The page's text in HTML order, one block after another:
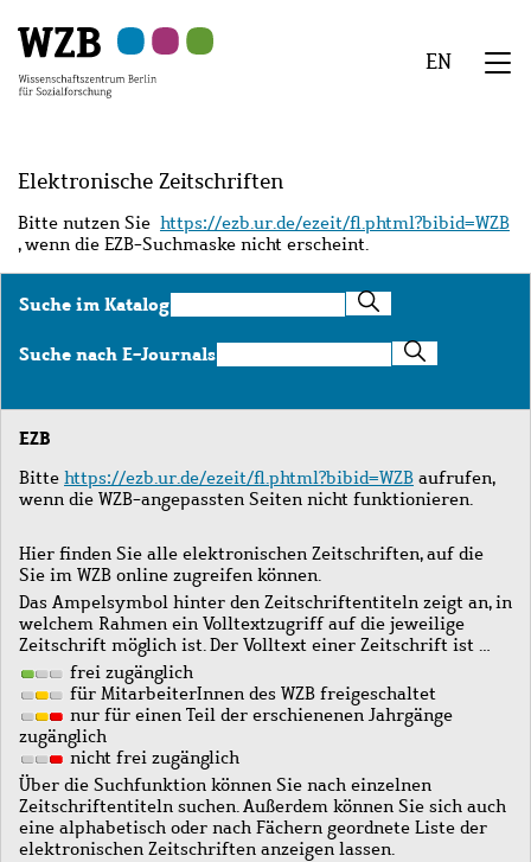
Hauptinhalt
springen
Navigation
springen
Suche
springen
Sekundärnavigation
springen
Fußzeile
springen
EN
Elektronische Zeitschriften
Bitte nutzen Sie https://ezb.ur.de/ezeit/fl.phtml?bibid=WZB
, wenn die EZB-Suchmaske nicht erscheint.
Suche im KatalogSuche
im
Katalog
Suche nach E-JournalsSuche
nach
Journals
EZB
Bitte https://ezb.ur.de/ezeit/fl.phtml?bibid=WZB aufrufen,
wenn die WZB-angepassten Seiten nicht funktionieren.
Hier finden Sie alle elektronischen Zeitschriften, auf die
Sie im WZB online zugreifen können.
Das Ampelsymbol hinter den Zeitschriftentiteln zeigt an, in
welchem Rahmen ein Volltextzugriff auf die jeweilige
Zeitschrift möglich ist. Der Volltext einer Zeitschrift ist …
frei zugänglich
für MitarbeiterInnen des WZB freigeschaltet
nur für einen Teil der erschienenen Jahrgänge
zugänglich
nicht frei zugänglich
Über die Suchfunktion können Sie nach einzelnen
Zeitschriftentiteln suchen. Außerdem können Sie sich auch
eine alphabetisch oder nach Fächern geordnete Liste der
elektronischen Zeitschriften anzeigen lassen.